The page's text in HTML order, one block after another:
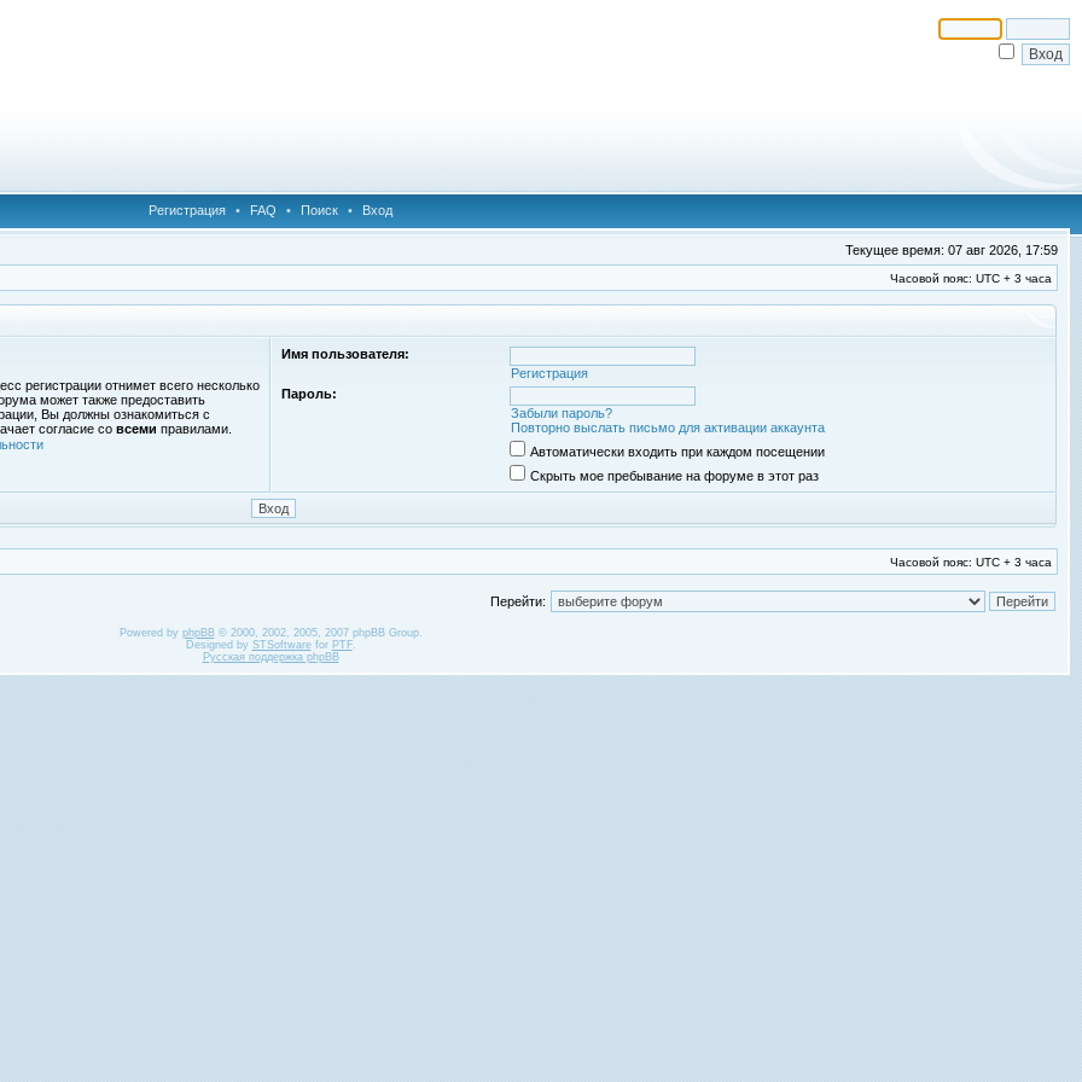
Регистрация • FAQ • Поиск • Вход
Текущее время: 07 авг 2026, 17:59
Часовой пояс: UTC + 3 часа
регистрации отнимет всего несколько
может также предоставить
Вы должны ознакомиться с
согласие со всеми правилами.
Имя пользователя:
Регистрация
Пароль:
Забыли пароль?
Повторно выслать письмо для активации аккаунта
Автоматически входить при каждом посещении
Скрыть мое пребывание на форуме в этот раз
Часовой пояс: UTC + 3 часа
Перейти:
Powered by phpBB© 2000, 2002, 2005, 2007 phpBB Group.
Designed by STSoftwarefor PTF.
Русская поддержка phpBB